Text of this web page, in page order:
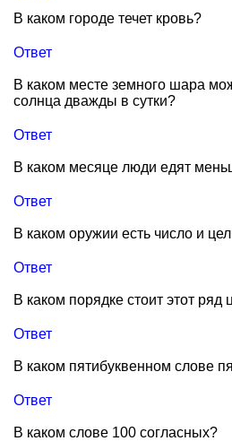
В каком городе течет кровь?
Ответ
В каком месте земного шара
солнца дважды в сутки?
Ответ
В каком месяце люди едят
Ответ
В каком оружии есть число и
Ответ
В каком порядке стоит этот
Ответ
В каком пятибуквенном слове
Ответ
В каком слове 100 согласных?